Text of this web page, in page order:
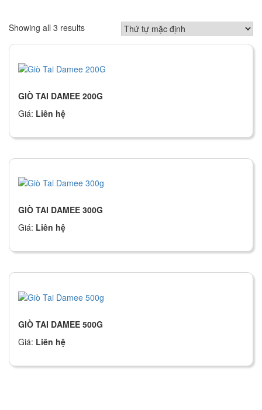
Showing all 3 results
GIÒ TAI DAMEE 200G
Giá: Liên hệ
GIÒ TAI DAMEE 300G
Giá: Liên hệ
GIÒ TAI DAMEE 500G
Giá: Liên hệ